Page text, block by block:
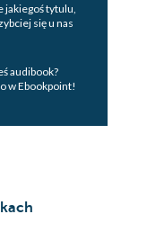
jakiegoś tytulu,
się u nas
audibook?
w Ebookpoint!